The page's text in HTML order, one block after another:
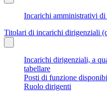
Incarichi amministrativi
Titolari di incarichi dirigenziali
Incarichi dirigenziali, a
tabellare
Posti di funzione
Ruolo dirigenti